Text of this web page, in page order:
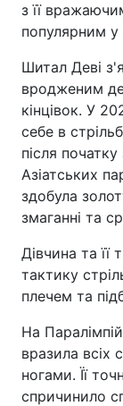
з її
популярним
Шитал Деві
вродженим
кінцівок. У
себе в
після
Азіатських
здобула
змаганні та
Дівчина та її
тактику
плечем та
На
вразила всіх
ногами. Її
спричинило